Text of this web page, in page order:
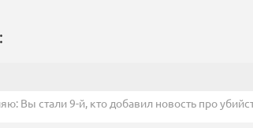
Вы стали 9-й, кто добавил новость про